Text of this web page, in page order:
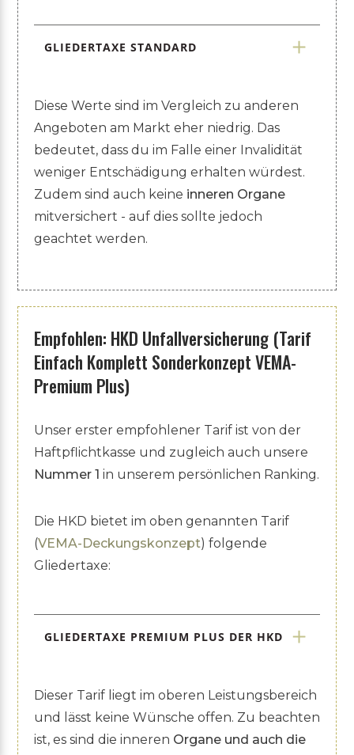
GLIEDERTAXE STANDARD
Diese Werte sind im Vergleich zu anderen
Angeboten am Markt eher niedrig. Das
bedeutet, dass du im Falle einer Invalidität
weniger Entschädigung erhalten würdest.
Zudem sind auch keine inneren Organe
mitversichert - auf dies sollte jedoch
geachtet werden.
Empfohlen: HKD Unfallversicherung (Tarif
Einfach Komplett Sonderkonzept VEMA-
Premium Plus)
Unser erster empfohlener Tarif ist von der
Haftpflichtkasse und zugleich auch unsere
Nummer 1 in unserem persönlichen Ranking.
Die HKD bietet im oben genannten Tarif
(VEMA-Deckungskonzept) folgende
Gliedertaxe:
GLIEDERTAXE PREMIUM PLUS DER HKD
Dieser Tarif liegt im oberen Leistungsbereich
und lässt keine Wünsche offen. Zu beachten
ist, es sind die inneren Organe und auch die